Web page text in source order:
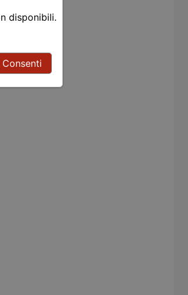
disponibili.
Consenti